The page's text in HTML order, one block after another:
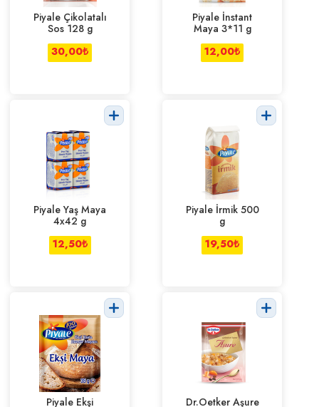
Piyale Çikolatalı
Sos 128 g
30,00₺
Piyale İnstant
Maya 3*11 g
12,00₺
Piyale Yaş Maya
4x42 g
12,50₺
Piyale İrmik 500
g
19,50₺
Piyale Ekşi
Dr.Oetker Aşure